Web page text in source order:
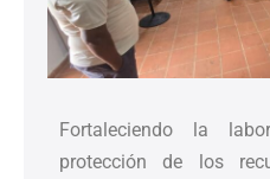
Fortaleciendo la
protección de los